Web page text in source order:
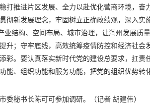
打推进片区发展、全力以赴优化营商环境，奋
彻新发展理念，牢固树立正确政绩观，深入实
业结构、空间布局、城市治理，让润州发展质
升；守牢底线，高效统筹疫情防控和经济社会
彩。要认真落实新时代党的建设总要求，扛责
能、组织功能和服务功能，把党的组织优势转
委秘书长陈可可参加调研。 （记者 胡建伟）